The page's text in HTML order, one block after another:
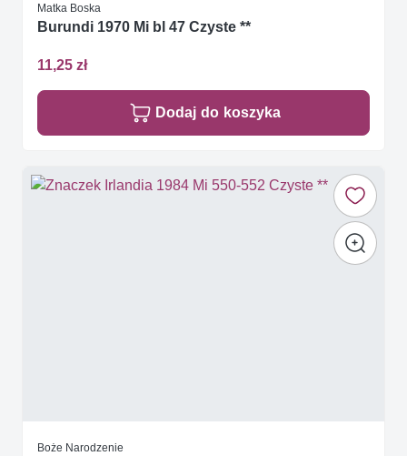
Matka Boska
Burundi 1970 Mi bl 47 Czyste **
11,25 zł
Dodaj do koszyka
Boże Narodzenie